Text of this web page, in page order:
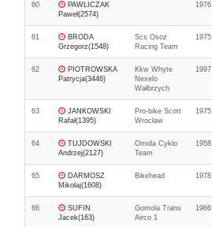
60
PAWLICZAK
Paweł(2574)
1976
61
BRODA
Grzegorz(1548)
Scs Osoz
Racing Team
1975
62
PIOTROWSKA
Patrycja(3446)
Kkw Whyte
Nexelo
Wałbrzych
1997
63
JANKOWSKI
Rafał(1395)
Pro-bike Scott
Wrocław
1975
64
TUJDOWSKI
Andrzej(2127)
Omida Cyklo
Team
1958
65
DARMOSZ
Mikołaj(1608)
Bikehead 1978
66
SUFIN
Jacek(163)
Gomola Trans
Airco 1
1966